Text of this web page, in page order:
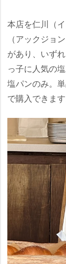
本店を仁川（
（アックジョ
があり、いず
っ子に人気の
塩パンのみ。
で購入できます